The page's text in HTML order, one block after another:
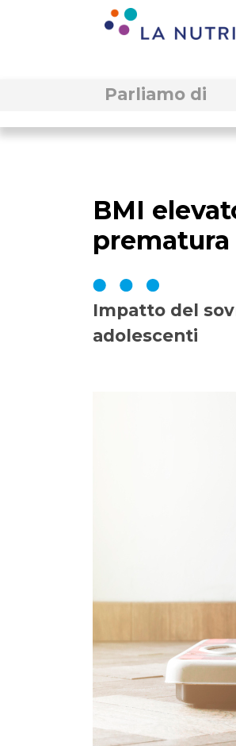
Parliamo di
BMI
prematura
Impatto del
adolescenti